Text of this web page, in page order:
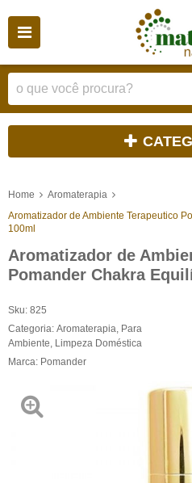
Home
Aromaterapia
Aromatizador de Ambiente Terapeutico
100ml
Aromatizador de
Pomander Chakra
Sku: 825
Categoria: Aromaterapia Para
Ambiente Limpeza Doméstica
Marca: Pomander